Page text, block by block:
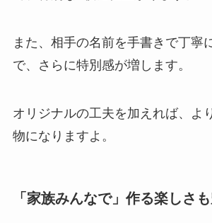
また、相手の名前を手書きで丁寧
で、さらに特別感が増します。
オリジナルの工夫を加えれば、よ
物になりますよ。
「家族みんなで」作る楽しさ